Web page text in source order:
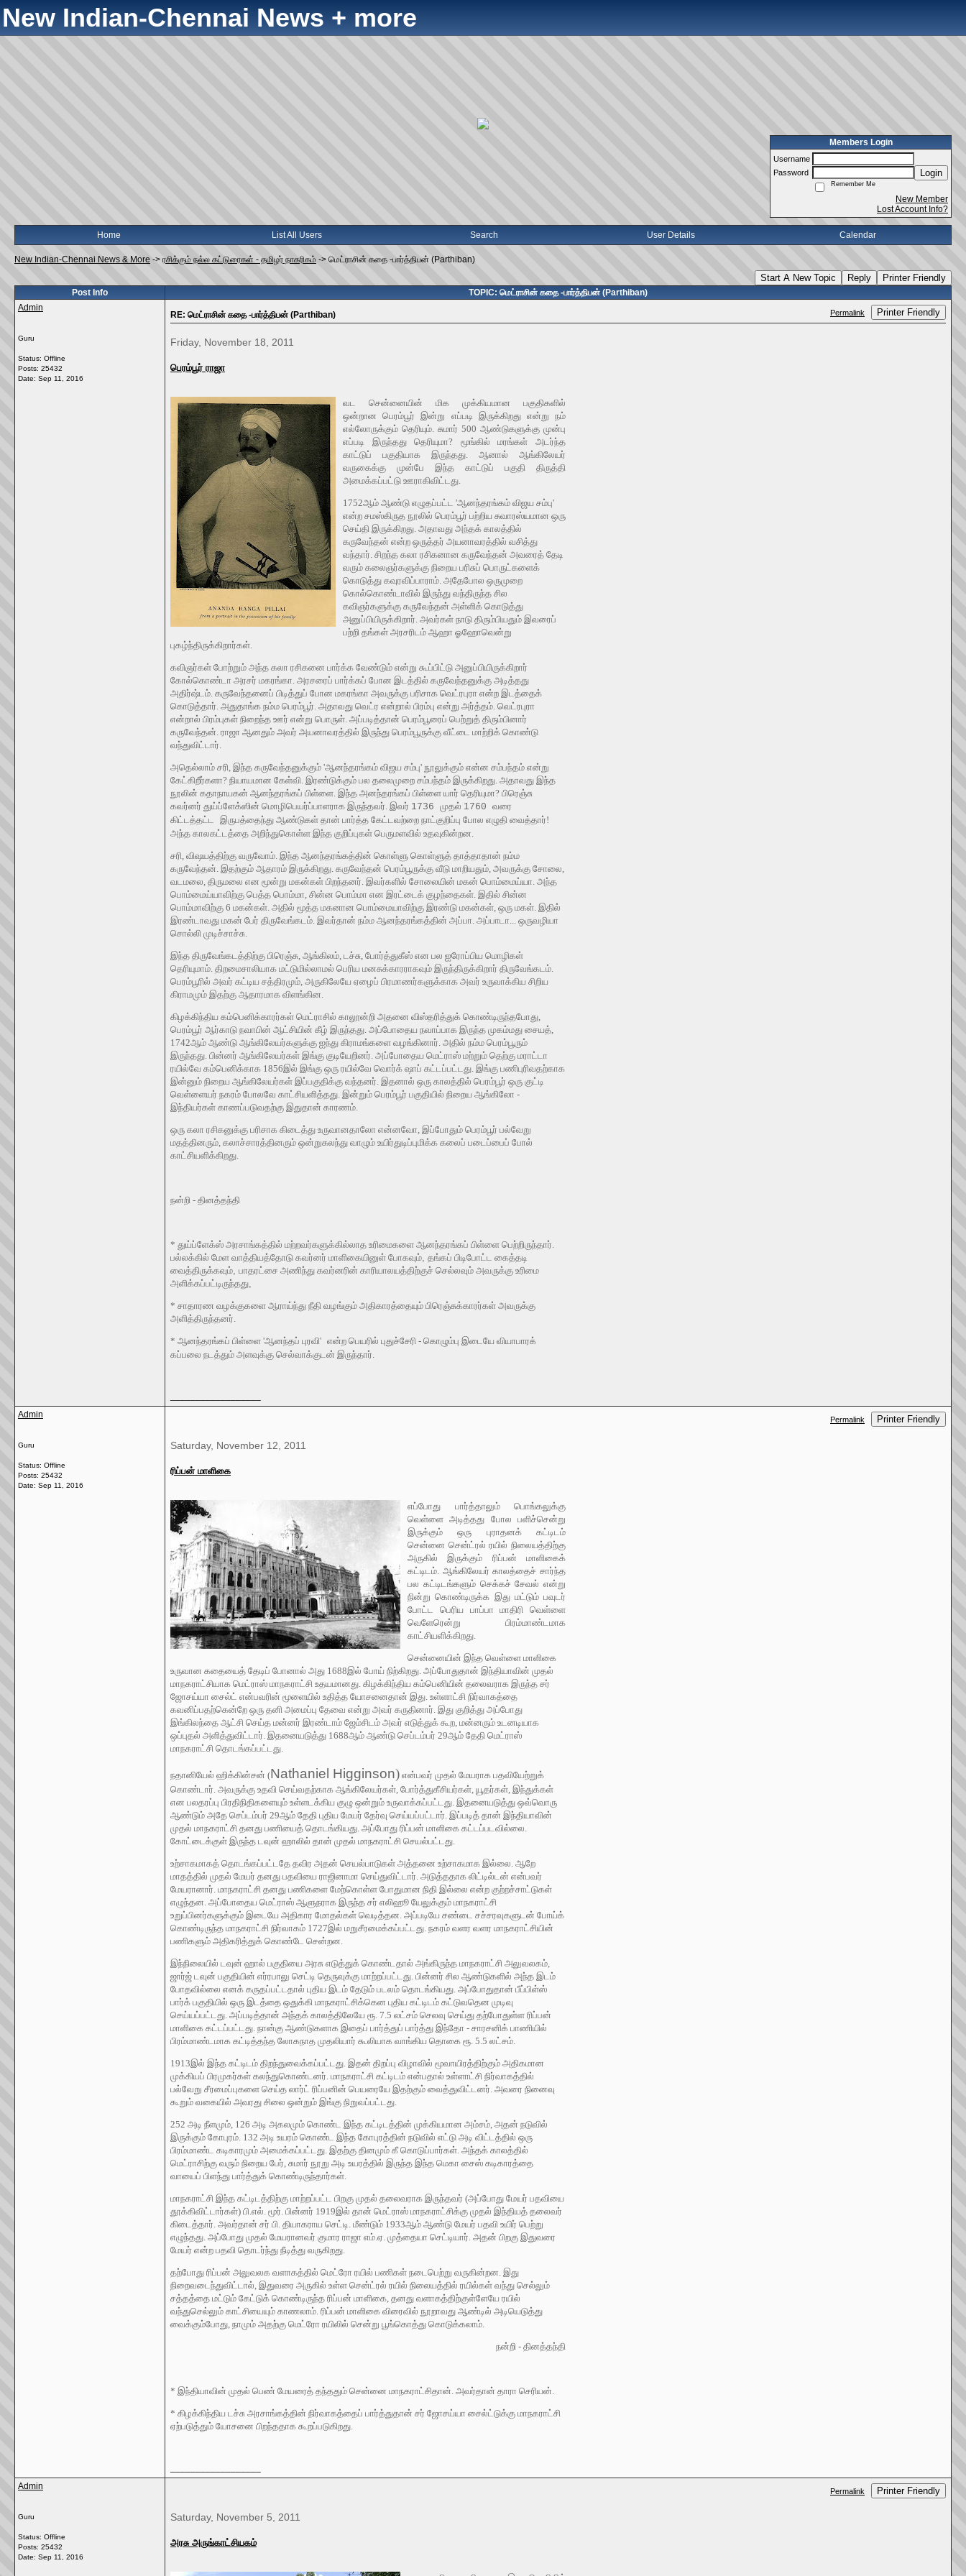
New Indian-Chennai News + more
Members Login
Username
Password
Login
Remember Me
New Member
Lost Account Info?
Home List All Users Search User Details Calendar
New Indian-Chennai News & More -> ரசிக்கும் நல்ல கட்டுரைகள் - தமிழர் நாகரிகம் -> மெட்ராசின் கதை -பார்த்திபன் (Parthiban)
Start A New Topic Reply Printer Friendly
Post Info
TOPIC: மெட்ராசின் கதை -பார்த்திபன் (Parthiban)
Admin
Guru
Status: Offline
Posts: 25432
Date: Sep 11, 2016
RE: மெட்ராசின் கதை -பார்த்திபன் (Parthiban) Permalink Printer Friendly
Friday, November 18, 2011
பெரம்பூர் ராஜா
வட சென்னையின் மிக முக்கியமான பகுதிகளில்
ஒன்றானபெரம்பூர் இன்று எப்படி இருக்கிறது என்று நம்
எல்லோருக்கும் தெரியும். சுமார் 500 ஆண்டுகளுக்கு முன்பு
எப்படி இருந்தது தெரியுமா? மூங்கில் மரங்கள் அடர்ந்த
காட்டுப் பகுதியாக இருந்தது. ஆனால் ஆங்கிலேயர்
வருகைக்கு முன்பே இந்த காட்டுப் பகுதி திருத்தி
அமைக்கப்பட்டு ஊராகிவிட்டது.
1752ஆம் ஆண்டு எழுதப்பட்ட 'ஆனந்தரங்கம் விஜய சம்பு'
என்ற சமஸ்கிருத நூலில் பெரம்பூர் பற்றிய சுவாரஸ்யமான ஒரு
செய்தி இருக்கிறது. அதாவது அந்தக் காலத்தில்
கருவேந்தன் என்ற ஒருத்தர் அயனாவரத்தில் வசித்து
வந்தார். சிறந்த கலா ரசிகனான கருவேந்தன் அவரைத் தேடி
வரும் கலைஞர்களுக்கு நிறைய பரிசுப் பொருட்களைக்
கொடுத்து கவுரவிப்பாராம். அதேபோல ஒருமுறை
கொல்கொண்டாவில் இருந்து வந்திருந்த சில
கவிஞர்களுக்கு கருவேந்தன் அள்ளிக் கொடுத்து
அனுப்பியிருக்கிறார். அவர்கள் நாடு திரும்பியதும் இவரைப்
பற்றி தங்கள் அரசரிடம் ஆஹா ஓஹோவென்று
புகழ்ந்திருக்கிறார்கள்.
கவிஞர்கள் போற்றும் அந்த கலா ரசிகனை பார்க்க வேண்டும் என்று கூப்பிட்டு அனுப்பியிருக்கிறார்
கோல்கொண்டா அரசர் மகரங்கா. அரசரைப் பார்க்கப் போன இடத்தில் கருவேந்தனுக்கு அடித்தது
அதிர்ஷ்டம். கருவேந்தனைப் பிடித்துப் போன மகரங்கா அவருக்கு பரிசாக வெட்ரபுரா என்ற இடத்தைக்
கொடுத்தார். அதுதாங்க நம்ம பெரம்பூர். அதாவது வெட்ர என்றால் பிரம்பு என்று அர்த்தம். வெட்ரபுரா
என்றால் பிரம்புகள் நிறைந்த ஊர் என்று பொருள். அப்படித்தான் பெரம்பூரைப் பெற்றுத் திரும்பினார்
கருவேந்தன். ராஜா ஆனதும் அவர் அயனாவரத்தில் இருந்து பெரம்பூருக்கு வீட்டை மாற்றிக் கொண்டு
வந்துவிட்டார்.
அதெல்லாம் சரி, இந்த கருவேந்தனுக்கும் 'ஆனந்தரங்கம் விஜய சம்பு' நூலுக்கும் என்ன சம்பந்தம் என்று
கேட்கிறீர்களா? நியாயமான கேள்வி. இரண்டுக்கும் பல தலைமுறை சம்பந்தம் இருக்கிறது. அதாவது இந்த
நூலின் கதாநாயகன் ஆனந்தரங்கப் பிள்ளை. இந்த அனந்தரங்கப் பிள்ளை யார் தெரியுமா? பிரெஞ்சு
கவர்னர் துய்ப்ளேக்ஸின் மொழிபெயர்ப்பாளராக இருந்தவர். இவர் 1736 முதல் 1760 வரை
கிட்டத்தட்ட இருபத்தைந்து ஆண்டுகள் தான் பார்த்த கேட்டவற்றை நாட்குறிப்பு போல எழுதி வைத்தார்!
அந்த காலகட்டத்தை அறிந்துகொள்ள இந்த குறிப்புகள் பெருமளவில் உதவுகின்றன.
சரி, விஷயத்திற்கு வருவோம். இந்த ஆனந்தரங்கத்தின் கொள்ளு கொள்ளுத் தாத்தாதான் நம்ம
கருவேந்தன். இதற்கும் ஆதாரம் இருக்கிறது. கருவேந்தன் பெரம்பூருக்கு வீடு மாறியதும், அவருக்கு சோலை,
வடமலை, திருமலை என மூன்று மகன்கள் பிறந்தனர். இவர்களில் சோலையின் மகன் பொம்மைய்யா. அந்த
பொம்மைய்யாவிற்கு பெத்த பொம்மா, சின்ன பொம்மா என இரட்டைக் குழந்தைகள். இதில் சின்ன
பொம்மாவிற்கு 6 மகன்கள். அதில் மூத்த மகனான பொம்மையாவிற்கு இரண்டு மகன்கள், ஒரு மகள். இதில்
இரண்டாவது மகன் பேர் திருவேங்கடம். இவர்தான் நம்ம ஆனந்தரங்கத்தின் அப்பா. அப்பாடா... ஒருவழியா
சொல்லி முடிச்சாச்சு.
இந்த திருவேங்கடத்திற்கு பிரெஞ்சு, ஆங்கிலம், டச்சு, போர்த்துகீஸ் என பல ஐரோப்பிய மொழிகள்
தெரியுமாம். திறமைசாலியாக மட்டுமில்லாமல் பெரிய மனசுக்காரராகவும் இருந்திருக்கிறார் திருவேங்கடம்.
பெரம்பூரில் அவர் கட்டிய சத்திரமும், அருகிலேயே ஏழைப் பிரமாணர்களுக்காக அவர் உருவாக்கிய சிறிய
கிராமமும் இதற்கு ஆதாரமாக விளங்கின.
கிழக்கிந்திய கம்பெனிக்காரர்கள் மெட்ராசில் காலூன்றி அதனை விஸ்தரித்துக் கொண்டிருந்தபோது,
பெரம்பூர் ஆர்காடு நவாபின் ஆட்சியின் கீழ் இருந்தது. அப்போதைய நவாப்பாக இருந்த முகம்மது சையத்,
1742ஆம் ஆண்டு ஆங்கிலேயர்களுக்கு ஐந்து கிராமங்களை வழங்கினார். அதில் நம்ம பெரம்பூரும்
இருந்தது. பின்னர் ஆங்கிலேயர்கள் இங்கு குடியேறினர். அப்போதைய மெட்ராஸ் மற்றும் தெற்கு மராட்டா
ரயில்வே கம்பெனிக்காக 1856இல் இங்கு ஒரு ரயில்வே வொர்க் ஷாப் கட்டப்பட்டது. இங்கு பணிபுரிவதற்காக
இன்னும் நிறைய ஆங்கிலேயர்கள் இப்பகுதிக்கு வந்தனர். இதனால் ஒரு காலத்தில் பெரம்பூர் ஒரு குட்டி
வெள்ளையர் நகரம் போலவே காட்சியளித்தது. இன்றும் பெரம்பூர் பகுதியில் நிறைய ஆங்கிலோ -
இந்தியர்கள் காணப்படுவதற்கு இதுதான் காரணம்.
ஒரு கலா ரசிகனுக்கு பரிசாக கிடைத்து உருவானதாலோ என்னவோ, இப்போதும் பெரம்பூர் பல்வேறு
மதத்தினரும், கலாச்சாரத்தினரும் ஒன்றுகலந்து வாழும் உயிர்துடிப்புமிக்க கலைப் படைப்பைப் போல்
காட்சியளிக்கிறது.
நன்றி - தினத்தந்தி
* துய்ப்ளேக்ஸ் அரசாங்கத்தில் மற்றவர்களுக்கில்லாத உரிமைகளை ஆனந்தரங்கப் பிள்ளை பெற்றிருந்தார்.
பல்லக்கில் மேள வாத்தியத்தோடு கவர்னர் மாளிகையினுள் போகவும், தங்கப் பிடிபோட்ட கைத்தடி
வைத்திருக்கவும், பாதரட்சை அணிந்து கவர்னரின் காரியாலயத்திற்குச் செல்லவும் அவருக்கு உரிமை
அளிக்கப்பட்டிருந்தது,
* சாதாரண வழக்குகளை ஆராய்ந்து நீதி வழங்கும் அதிகாரத்தையும் பிரெஞ்சுக்காரர்கள் அவருக்கு
அளித்திருந்தனர்.
* ஆனந்தரங்கப் பிள்ளை 'ஆனந்தப் புரவி' என்ற பெயரில் புதுச்சேரி - கொழும்பு இடையே வியாபாரக்
கப்பலை நடத்தும் அளவுக்கு செல்வாக்குடன் இருந்தார்.
Admin
Guru
Status: Offline
Posts: 25432
Date: Sep 11, 2016
Permalink Printer Friendly
Saturday, November 12, 2011
ரிப்பன் மாளிகை
எப்போது பார்த்தாலும் பொங்கலுக்கு
வெள்ளை அடித்தது போல பளிச்சென்று
இருக்கும் ஒரு புராதனக் கட்டிடம்
சென்னை சென்ட்ரல் ரயில் நிலையத்திற்கு
அருகில் இருக்கும் ரிப்பன் மாளிகைக்
கட்டிடம். ஆங்கிலேயர் காலத்தைச் சார்ந்த
பல கட்டிடங்களும் செக்கச் சேவல் என்று
நின்று கொண்டிருக்க இது மட்டும் பவுடர்
போட்ட பெரிய பாப்பா மாதிரி வெள்ளை
வெளேரென்று பிரம்மாண்டமாக
காட்சியளிக்கிறது.
சென்னையின் இந்த வெள்ளை மாளிகை
உருவான கதையைத் தேடிப் போனால் அது 1688இல் போய் நிற்கிறது. அப்போதுதான் இந்தியாவின் முதல்
மாநகராட்சியாக மெட்ராஸ் மாநகராட்சி உதயமானது. கிழக்கிந்திய கம்பெனியின் தலைவராக இருந்த சர்
ஜோசய்யா சைல்ட் என்பவரின் மூளையில் உதித்த யோசனைதான் இது. உள்ளாட்சி நிர்வாகத்தை
கவனிப்பதற்கென்றே ஒரு தனி அமைப்பு தேவை என்று அவர் கருதினார். இது குறித்து அப்போது
இங்கிலந்தை ஆட்சி செய்த மன்னர் இரண்டாம் ஜேம்சிடம் அவர் எடுத்துக் கூற, மன்னரும் உடனடியாக
ஒப்புதல் அளித்துவிட்டார். இதனையடுத்து 1688ஆம் ஆண்டு செப்டம்பர் 29ஆம் தேதி மெட்ராஸ்
மாநகராட்சி தொடங்கப்பட்டது.
நதானியேல் ஹிக்கின்சன் (Nathaniel Higginson) என்பவர் முதல் மேயராக பதவியேற்றுக்
கொண்டார். அவருக்கு உதவி செய்வதற்காக ஆங்கிலேயர்கள், போர்த்துகீசியர்கள், யூதர்கள், இந்துக்கள்
என பலதரப்பு பிரதிநிதிகளையும் உள்ளடக்கிய குழு ஒன்றும் உருவாக்கப்பட்டது. இதனையடுத்து ஒவ்வொரு
ஆண்டும் அதே செப்டம்பர் 29ஆம் தேதி புதிய மேயர் தேர்வு செய்யப்பட்டார். இப்படித் தான் இந்தியாவின்
முதல் மாநகராட்சி தனது பணியைத் தொடங்கியது. அப்போது ரிப்பன் மாளிகை கட்டப்படவில்லை.
கோட்டைக்குள் இருந்த டவுன் ஹாலில் தான் முதல் மாநகராட்சி செயல்பட்டது.
உற்சாகமாகத் தொடங்கப்பட்டதே தவிர அதன் செயல்பாடுகள் அத்தனை உற்சாகமாக இல்லை. ஆறே
மாதத்தில் முதல் மேயர் தனது பதவியை ராஜினாமா செய்துவிட்டார். அடுத்ததாக லிட்டில்டன் என்பவர்
மேயரானார். மாநகராட்சி தனது பணிகளை மேற்கொள்ள போதுமான நிதி இல்லை என்ற குற்றச்சாட்டுகள்
எழுந்தன. அப்போதைய மெட்ராஸ் ஆளுநராக இருந்த சர் எலிஹூ யேலுக்கும் மாநகராட்சி
உறுப்பினர்களுக்கும் இடையே அதிகார மோதல்கள் வெடித்தன. அப்படியே சண்டை சச்சரவுகளுடன் போய்க்
கொண்டிருந்த மாநகராட்சி நிர்வாகம் 1727இல் மறுசீரமைக்கப்பட்டது. நகரம் வளர வளர மாநகராட்சியின்
பணிகளும் அதிகரித்துக் கொண்டே சென்றன.
இந்நிலையில் டவுன் ஹால் பகுதியை அரசு எடுத்துக் கொண்டதால் அங்கிருந்த மாநகராட்சி அலுவலகம்,
ஜார்ஜ் டவுன் பகுதியின் எர்ரபாலு செட்டி தெருவுக்கு மாற்றப்பட்டது. பின்னர் சில ஆண்டுகளில் அந்த இடம்
போதவில்லை எனக் கருதப்பட்டதால் புதிய இடம் தேடும் படலம் தொடங்கியது. அப்போதுதான் பீப்பிள்ஸ்
பார்க் பகுதியில் ஒரு இடத்தை ஒதுக்கி மாநகராட்சிக்கென புதிய கட்டிடம் கட்டுவதென முடிவு
செய்யப்பட்டது. அப்படித்தான் அந்தக் காலத்திலேயே ரூ. 7.5 லட்சம் செலவு செய்து தற்போதுள்ள ரிப்பன்
மாளிகை கட்டப்பட்டது. நான்கு ஆண்டுகளாக இதைப் பார்த்துப் பார்த்து இந்தோ - சாரசனிக் பாணியில்
பிரம்மாண்டமாக கட்டித்தந்த லோகநாத முதலியார் கூலியாக வாங்கிய தொகை ரூ. 5.5 லட்சம்.
1913இல் இந்த கட்டிடம் திறந்துவைக்கப்பட்டது. இதன் திறப்பு விழாவில் மூவாயிரத்திற்கும் அதிகமான
முக்கியப் பிரமுகர்கள் கலந்துகொண்டனர். மாநகராட்சி கட்டிடம் என்பதால் உள்ளாட்சி நிர்வாகத்தில்
பல்வேறு சீரமைப்புகளை செய்த லார்ட் ரிப்பனின் பெயரையே இதற்கும் வைத்துவிட்டனர். அவரை நினைவு
கூறும் வகையில் அவரது சிலை ஒன்றும் இங்கு நிறுவப்பட்டது.
252 அடி நீளமும், 126 அடி அகலமும் கொண்ட இந்த கட்டிடத்தின் முக்கியமான அம்சம், அதன் நடுவில்
இருக்கும் கோபுரம். 132 அடி உயரம் கொண்ட இந்த கோபுரத்தின் நடுவில் எட்டு அடி விட்டத்தில் ஒரு
பிரம்மாண்ட கடிகாரமும் அமைக்கப்பட்டது. இதற்கு தினமும் கீ கொடுப்பார்கள். அந்தக் காலத்தில்
மெட்ராசிற்கு வரும் நிறைய பேர், சுமார் நூறு அடி உயரத்தில் இருந்த இந்த மெகா சைஸ் கடிகாரத்தை
வாயைப் பிளந்து பார்த்துக் கொண்டிருந்தார்கள்.
மாநகராட்சி இந்த கட்டிடத்திற்கு மாற்றப்பட்ட பிறகு முதல் தலைவராக இருந்தவர் (அப்போது மேயர் பதவியை
தூக்கிவிட்டார்கள்) பி.எல். மூர். பின்னர் 1919இல் தான் மெட்ராஸ் மாநகராட்சிக்கு முதல் இந்தியத் தலைவர்
கிடைத்தார். அவர்தான் சர் பி. தியாகராய செட்டி. மீண்டும் 1933ஆம் ஆண்டு மேயர் பதவி உயிர் பெற்று
எழுந்தது. அப்போது முதல் மேயரானவர் குமார ராஜா எம்.ஏ. முத்தையா செட்டியார். அதன் பிறகு இதுவரை
மேயர் என்ற பதவி தொடர்ந்து நீடித்து வருகிறது.
தற்போது ரிப்பன் அலுவலக வளாகத்தில் மெட்ரோ ரயில் பணிகள் நடைபெற்று வருகின்றன. இது
நிறைவடைந்துவிட்டால், இதுவரை அருகில் உள்ள சென்ட்ரல் ரயில் நிலையத்தில் ரயில்கள் வந்து செல்லும்
சத்தத்தை மட்டும் கேட்டுக் கொண்டிருந்த ரிப்பன் மாளிகை, தனது வளாகத்திற்குள்ளேயே ரயில்
வந்துசெல்லும் காட்சியையும் காணலாம். ரிப்பன் மாளிகை விரைவில் நூறாவது ஆண்டில் அடியெடுத்து
வைக்கும்போது, நாமும் அதற்கு மெட்ரோ ரயிலில் சென்று பூங்கொத்து கொடுக்கலாம்.
நன்றி - தினத்தந்தி
* இந்தியாவின் முதல் பெண் மேயரைத் தந்ததும் சென்னை மாநகராட்சிதான். அவர்தான் தாரா செரியன்.
* கிழக்கிந்திய டச்சு அரசாங்கத்தின் நிர்வாகத்தைப் பார்த்துதான் சர் ஜோசய்யா சைல்ட்டுக்கு மாநகராட்சி
ஏற்படுத்தும் யோசனை பிறந்ததாக கூறப்படுகிறது.
Admin
Guru
Status: Offline
Posts: 25432
Date: Sep 11, 2016
Permalink Printer Friendly
Saturday, November 5, 2011
அரசு அருங்காட்சியகம்